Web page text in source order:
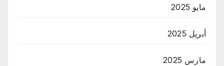
مايو 2025
أبريل 2025
مارس 2025